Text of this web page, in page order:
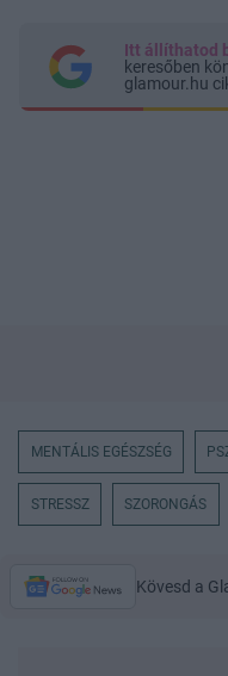
Itt állíthatod
keresőben
glamour.hu
MENTÁLIS EGÉSZSÉG
STRESSZ SZORONGÁS
Kövesd a